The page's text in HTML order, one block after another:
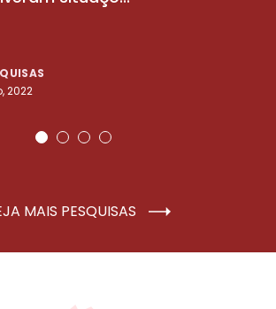
2022
MAIS PESQUISAS